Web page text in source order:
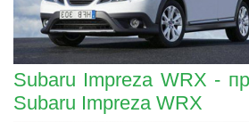
Subaru Impreza WRX -
Subaru Impreza WRX